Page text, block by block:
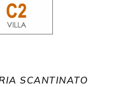
SCANTINATO